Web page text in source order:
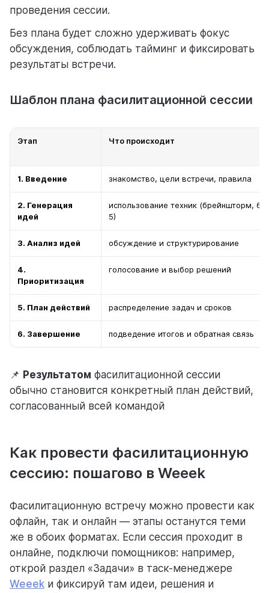
проведения сессии.
Без плана будет сложно удерживать фокус
обсуждения, соблюдать тайминг и фиксировать
результаты встречи.
Шаблон плана фасилитационной сессии
Этап Что происходит
1. Введение знакомство, цели встречи, правила
2. Генерация
идей
использование техник (брейншторм, 6-
5)
3. Анализ идей обсуждение и структурирование
4.
Приоритизация
голосование и выбор решений
5. План действий распределение задач и сроков
6. Завершение подведение итогов и обратная связь
📌 Результатом фасилитационной сессии
обычно становится конкретный план действий,
согласованный всей командой
Как провести фасилитационную
сессию: пошагово в Weeek
Фасилитационную встречу можно провести как
офлайн, так и онлайн — этапы останутся теми
же в обоих форматах. Если сессия проходит в
онлайне, подключи помощников: например,
открой раздел «Задачи» в таск-менеджере
Weeek и фиксируй там идеи, решения и